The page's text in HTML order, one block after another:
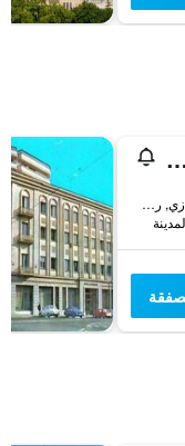
Pensiunea
Strada Mosu, Nr. 5, يازي, رومانيا